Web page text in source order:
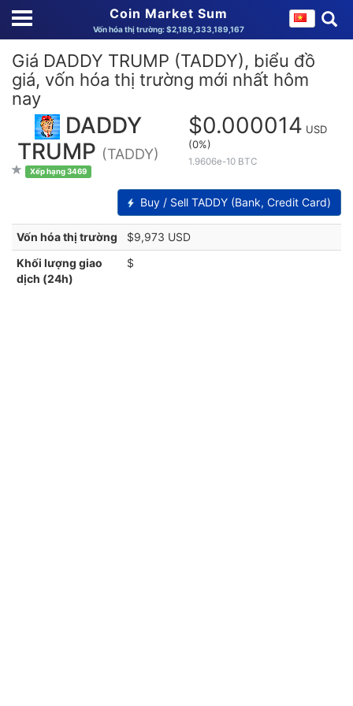
Coin Market Sum
Vốn hóa thị trường: $2,189,333,189,167
Giá DADDY TRUMP (TADDY), biểu đồ
giá, vốn hóa thị trường mới nhất hôm
nay
DADDY
TRUMP (TADDY)
Xếp hạng 3469
$0.000014 USD
(0%)
1.9606e-10 BTC
Buy / Sell TADDY (Bank, Credit Card)
Vốn hóa thị trường
$9,973 USD
Khối lượng giao
dịch (24h)
$